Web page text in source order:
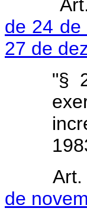
Art.
de 24 de
27 de
"§
Art.
de